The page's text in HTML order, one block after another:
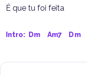
É que tu foi feita
Intro: Dm Am7 Dm